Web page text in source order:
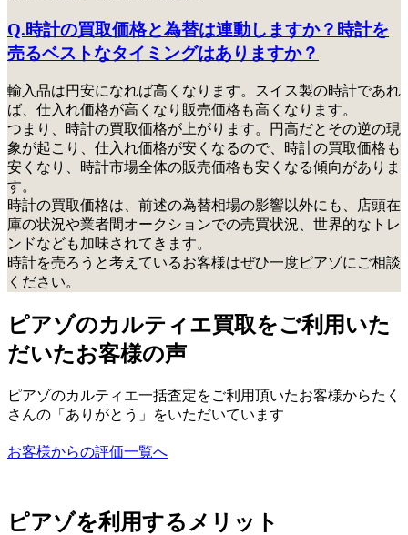
Q.時計の買取価格と為替は連動しますか？時計を
売るベストなタイミングはありますか？
輸入品は円安になれば高くなります。スイス製の時計であれ
ば、仕入れ価格が高くなり販売価格も高くなります。
つまり、時計の買取価格が上がります。円高だとその逆の現
象が起こり、仕入れ価格が安くなるので、時計の買取価格も
安くなり、時計市場全体の販売価格も安くなる傾向がありま
す。
時計の買取価格は、前述の為替相場の影響以外にも、店頭在
庫の状況や業者間オークションでの売買状況、世界的なトレ
ンドなども加味されてきます。
時計を売ろうと考えているお客様はぜひ一度ピアゾにご相談
ください。
ピアゾのカルティエ買取をご利用いた
だいたお客様の声
ピアゾのカルティエ一括査定をご利用頂いたお客様からたく
さんの「ありがとう」をいただいています
お客様からの評価一覧へ
ピアゾを利用するメリット